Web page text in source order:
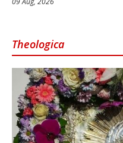
Theologica